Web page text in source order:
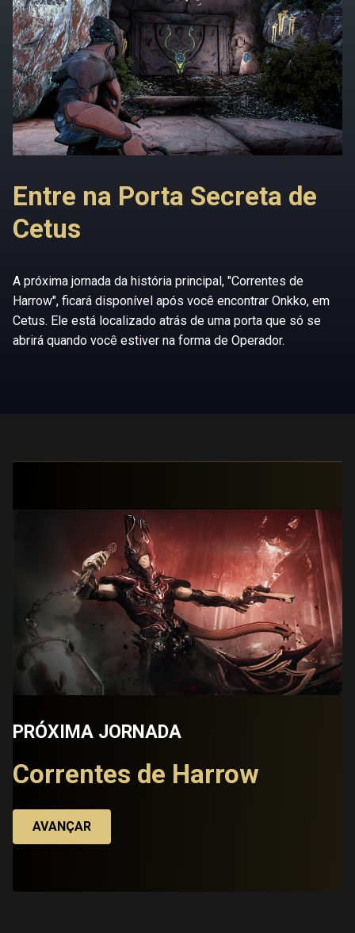
Entre na Porta Secreta de
Cetus
A próxima jornada da história principal, "Correntes de
Harrow", ficará disponível após você encontrar Onkko, em
Cetus. Ele está localizado atrás de uma porta que só se
abrirá quando você estiver na forma de Operador.
PRÓXIMA JORNADA
Correntes de Harrow
AVANÇAR